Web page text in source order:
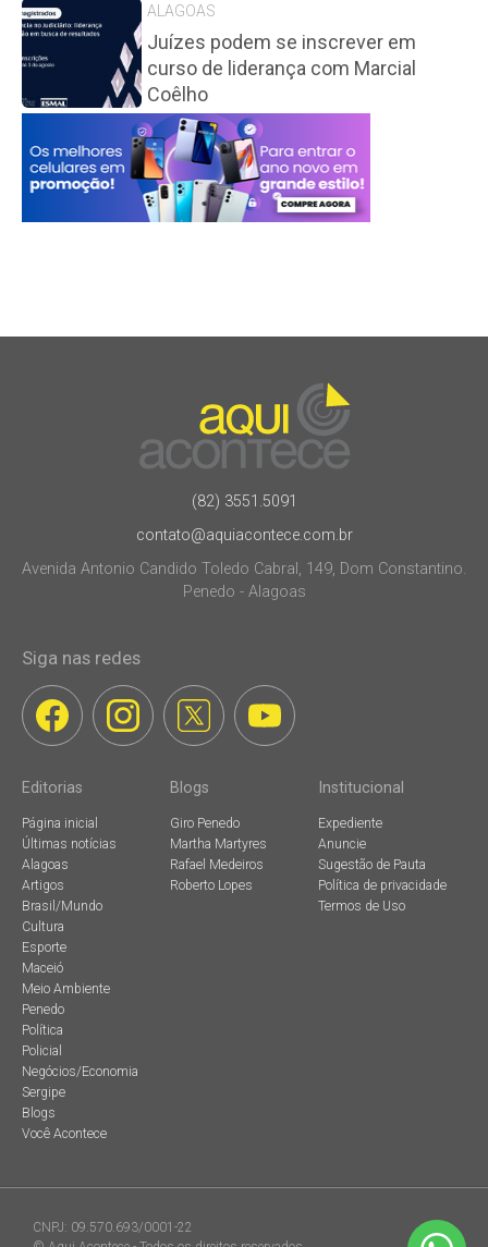
ALAGOAS
Juízes podem se inscrever em
curso de liderança com Marcial
Coêlho
(82) 3551.5091
contato@aquiacontece.com.br
Avenida Antonio Candido Toledo Cabral, 149, Dom Constantino.
Penedo - Alagoas
Siga nas redes
Editorias
Página inicial
Últimas notícias
Alagoas
Artigos
Brasil/Mundo
Cultura
Esporte
Maceió
Meio Ambiente
Penedo
Política
Policial
Negócios/Economia
Sergipe
Blogs
Você Acontece
Blogs
Giro Penedo
Martha Martyres
Rafael Medeiros
Roberto Lopes
Institucional
Expediente
Anuncie
Sugestão de Pauta
Política de privacidade
Termos de Uso
CNPJ: 09.570.693/0001-22